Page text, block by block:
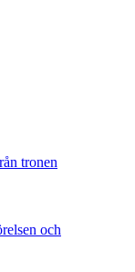
tronen
och